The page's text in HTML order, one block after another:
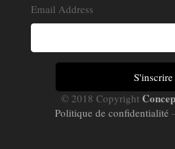
Email Address
© 2018 Copyright
Politique de confidentialité